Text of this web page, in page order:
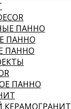
ПАННО
ПАННО
ПАННО
ПАННО